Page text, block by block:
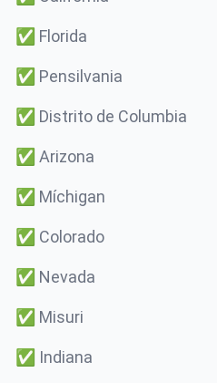
✅ Florida
✅ Pensilvania
✅ Distrito de Columbia
✅ Arizona
✅ Míchigan
✅ Colorado
✅ Nevada
✅ Misuri
✅ Indiana